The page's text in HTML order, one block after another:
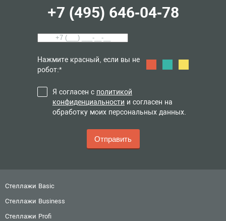
+7 (495) 646-04-78
Нажмите красный, если вы не
робот:*
Я согласен с политикой
конфиденциальности и согласен на
обработку моих персональных данных.
Стеллажи Basic
Стеллажи Business
Стеллажи Profi